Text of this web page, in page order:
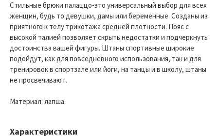
Стильные брюки палаццо-это универсальный выбор для всех
женщин, будь то девушки, дамы или беременные. Созданы из
приятного к телу трикотажа средней плотности. Пояс с
высокой талией позволяет скрыть недостатки и подчеркнуть
достоинства вашей фигуры. Штаны спортивные широкие
подойдут, как для повседневного использования, так и для
тренировок в спортзале или йоги, на танцы и в школу, штаны
не просвечивают.
Материал: лапша.
Характеристики